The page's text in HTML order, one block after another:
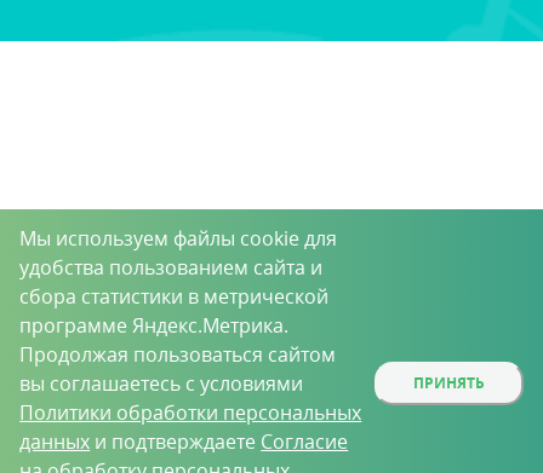
Мы используем файлы cookie для
удобства пользованием сайта и
сбора статистики в метрической
программе Яндекс.Метрика.
Продолжая пользоваться сайтом
вы соглашаетесь с условиями
Политики обработки персональных
данных и подтверждаете Согласие
ПРИНЯТЬ